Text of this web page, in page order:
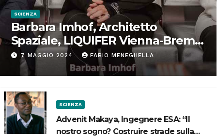
SCIENZA
Barbara Imhof, Architetto
Spaziale, LIQUIFER Vienna-Brema:
“Progettiamo habitat per lo
Spazio”
7 MAGGIO 2024 FABIO MENEGHELLA
SCIENZA
Advenit Makaya, Ingegnere ESA: “Il
nostro sogno? Costruire strade sulla